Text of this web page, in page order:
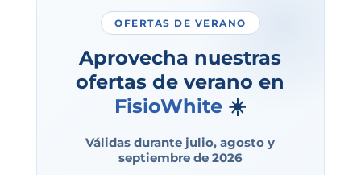
OFERTAS DE VERANO
Aprovecha nuestras
ofertas de verano en
FisioWhite ☀️
Válidas durante julio, agosto y
septiembre de 2026